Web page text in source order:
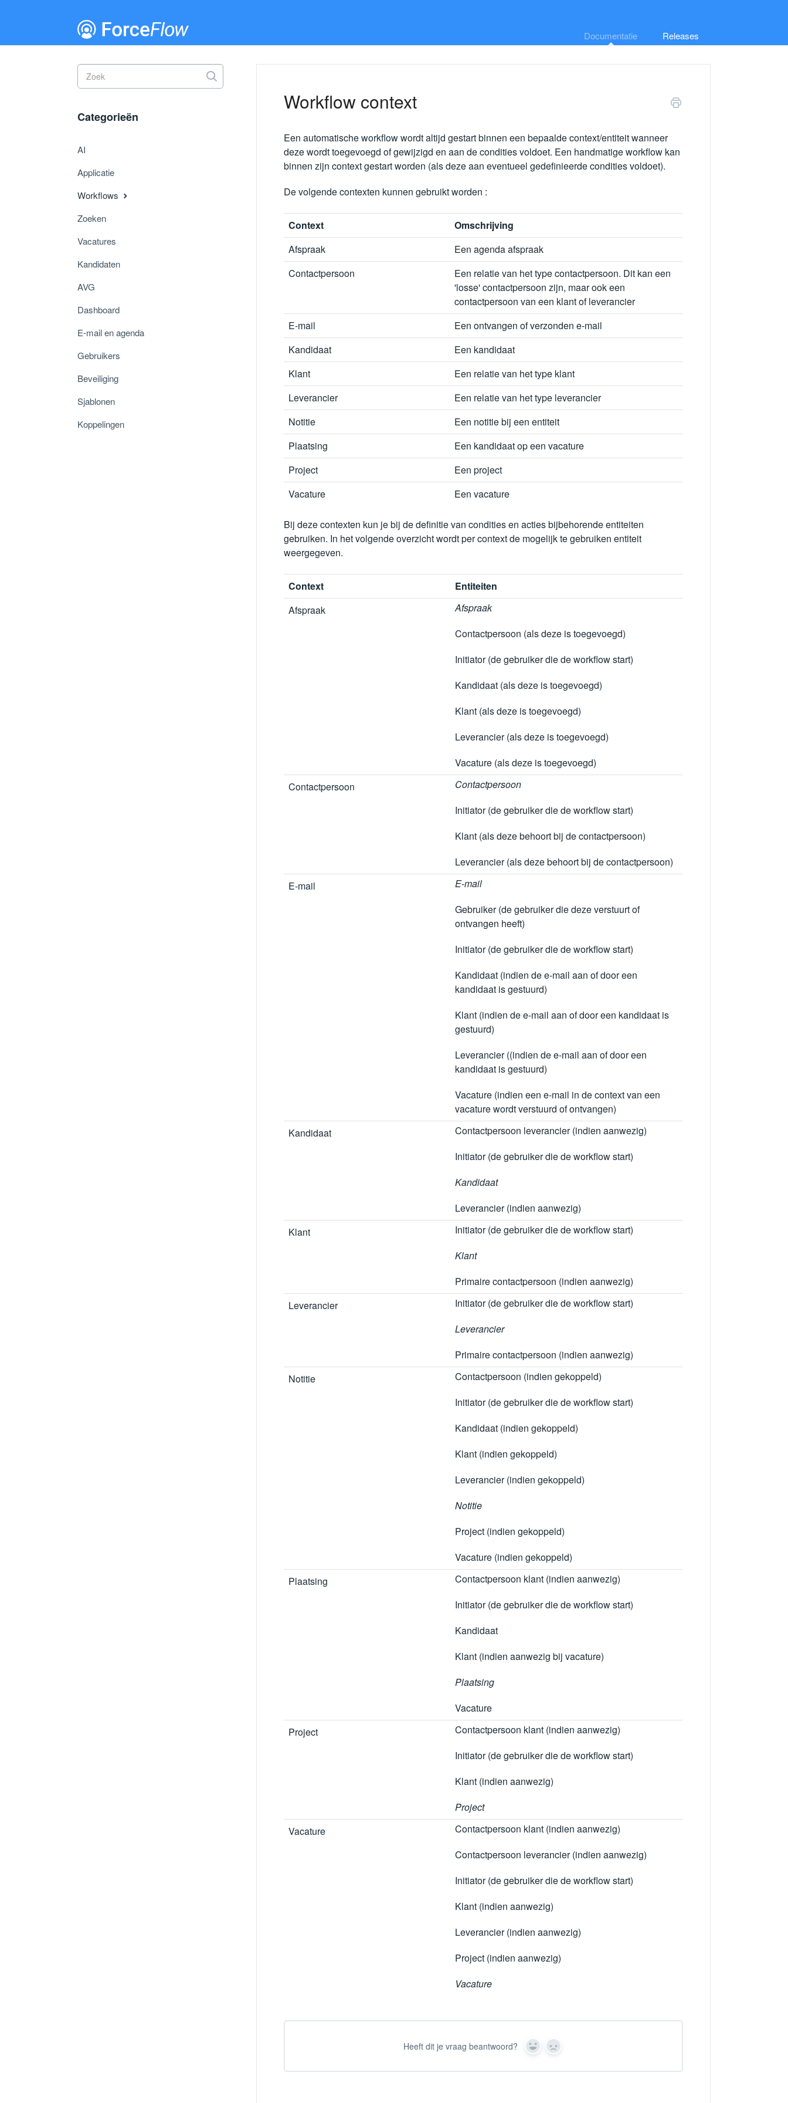
Documentatie Releases
Workflow context
Een automatische workflow wordt altijd gestart binnen een bepaalde context/entiteit wanneer
deze wordt toegevoegd of gewijzigd en aan de condities voldoet. Een handmatige workflow kan
binnen zijn context gestart worden (als deze aan eventueel gedefinieerde condities voldoet).
De volgende contexten kunnen gebruikt worden :
Context
Omschrijving
Afspraak
Een agenda afspraak
Contactpersoon
Een relatie van het type contactpersoon. Dit kan een
'losse' contactpersoon zijn, maar ook een
contactpersoon van een klant of leverancier
E-mail
Een ontvangen of verzonden e-mail
Kandidaat
Een kandidaat
Klant
Een relatie van het type klant
Leverancier
Een relatie van het type leverancier
Notitie
Een notitie bij een entiteit
Plaatsing
Een kandidaat op een vacature
Project
Een project
Vacature
Een vacature
Bij deze contexten kun je bij de definitie van condities en acties bijbehorende entiteiten
gebruiken. In het volgende overzicht wordt per context de mogelijk te gebruiken entiteit
weergegeven.
Context
Entiteiten
Afspraak
Afspraak
Contactpersoon (als deze is toegevoegd)
Initiator (de gebruiker die de workflow start)
Kandidaat (als deze is toegevoegd)
Klant (als deze is toegevoegd)
Leverancier (als deze is toegevoegd)
Vacature (als deze is toegevoegd)
Contactpersoon
Contactpersoon
Initiator (de gebruiker die de workflow start)
Klant (als deze behoort bij de contactpersoon)
Leverancier (als deze behoort bij de contactpersoon)
E-mail
E-mail
Gebruiker (de gebruiker die deze verstuurt of
ontvangen heeft)
Initiator (de gebruiker die de workflow start)
Kandidaat (indien de e-mail aan of door een
kandidaat is gestuurd)
Klant (indien de e-mail aan of door een kandidaat is
gestuurd)
Leverancier ((indien de e-mail aan of door een
kandidaat is gestuurd)
Vacature (indien een e-mail in de context van een
vacature wordt verstuurd of ontvangen)
Kandidaat
Contactpersoon leverancier (indien aanwezig)
Initiator (de gebruiker die de workflow start)
Kandidaat
Leverancier (indien aanwezig)
Klant
Initiator (de gebruiker die de workflow start)
Klant
Primaire contactpersoon (indien aanwezig)
Leverancier
Initiator (de gebruiker die de workflow start)
Leverancier
Primaire contactpersoon (indien aanwezig)
Notitie
Contactpersoon (indien gekoppeld)
Initiator (de gebruiker die de workflow start)
Kandidaat (indien gekoppeld)
Klant (indien gekoppeld)
Leverancier (indien gekoppeld)
Notitie
Project (indien gekoppeld)
Vacature (indien gekoppeld)
Plaatsing
Contactpersoon klant (indien aanwezig)
Initiator (de gebruiker die de workflow start)
Kandidaat
Klant (indien aanwezig bij vacature)
Plaatsing
Vacature
Project
Contactpersoon klant (indien aanwezig)
Initiator (de gebruiker die de workflow start)
Klant (indien aanwezig)
Project
Vacature
Contactpersoon klant (indien aanwezig)
Contactpersoon leverancier (indien aanwezig)
Initiator (de gebruiker die de workflow start)
Klant (indien aanwezig)
Leverancier (indien aanwezig)
Project (indien aanwezig)
Vacature
Heeft dit je vraag beantwoord? Yes No
Toggle
Search
Categorieën
AI
Applicatie
Workflows
Zoeken
Vacatures
Kandidaten
AVG
Dashboard
E-mail en agenda
Gebruikers
Beveiliging
Sjablonen
Koppelingen